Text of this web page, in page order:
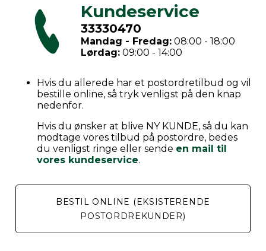
Kundeservice
33330470
Mandag - Fredag:08:00 - 18:00
Lørdag:09:00 - 14:00
Hvis du allerede har et postordretilbud og vil
bestille online, så tryk venligst på den knap
nedenfor.
Hvis du ønsker at blive NY KUNDE, så du kan
modtage vores tilbud på postordre, bedes
du venligst ringe eller sende en mail til
vores kundeservice.
BESTIL ONLINE (EKSISTERENDE
POSTORDREKUNDER)